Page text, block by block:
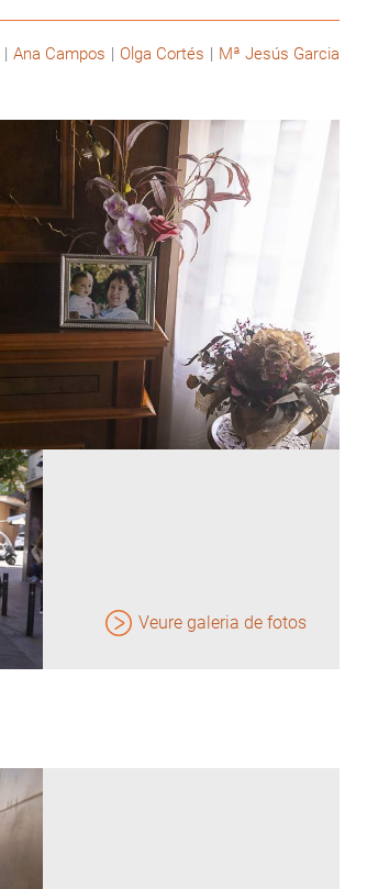
Ana Campos Olga Cortés Mª Jesús Garcia
Veure galeria de fotos